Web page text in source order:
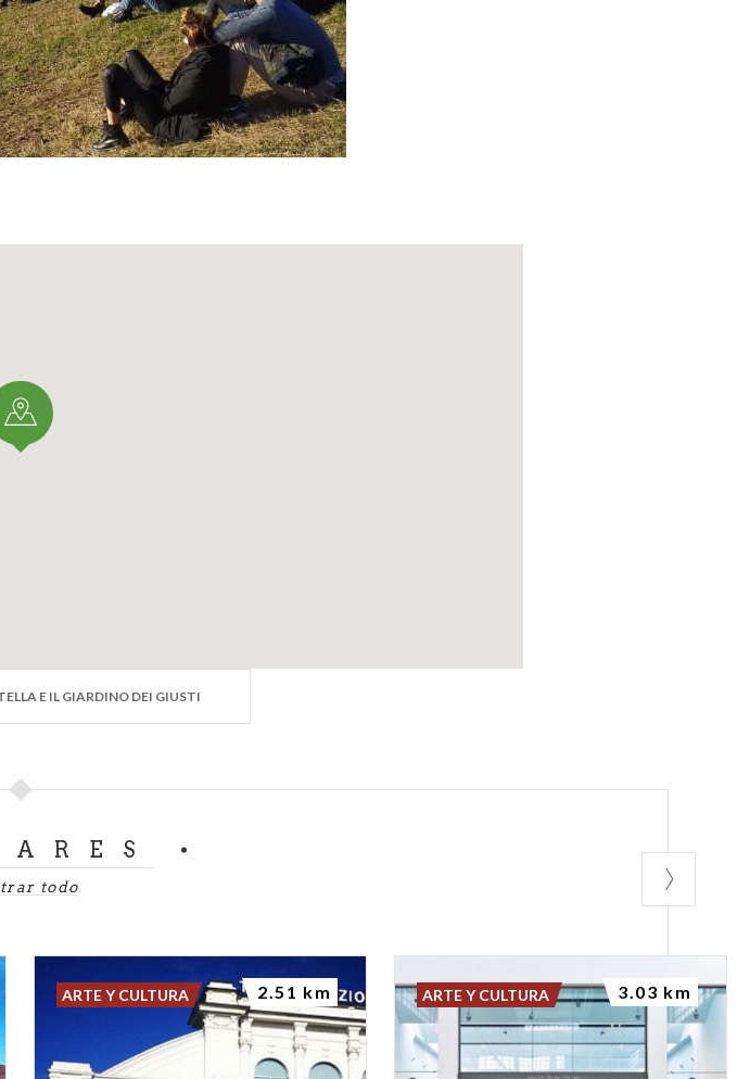
comité especial.
E IL GIARDINO DEI GIUSTI
todo
ARTE Y CULTURA 2.51 km ARTE Y CULTURA 3.03 km